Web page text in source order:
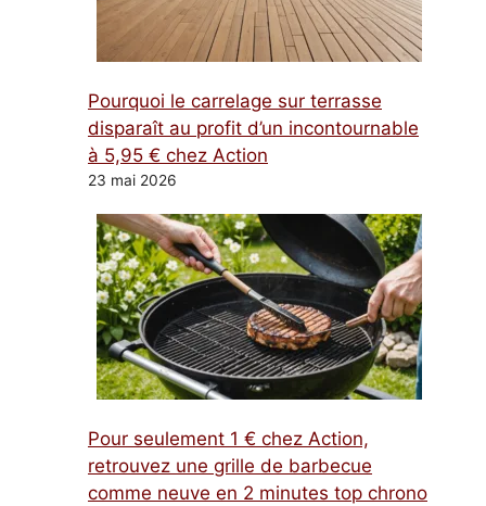
Pourquoi le carrelage sur terrasse
disparaît au profit d’un incontournable
à 5,95 € chez Action
23 mai 2026
Pour seulement 1 € chez Action,
retrouvez une grille de barbecue
comme neuve en 2 minutes top chrono